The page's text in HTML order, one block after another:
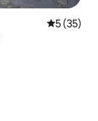
平均评分
5 (35)